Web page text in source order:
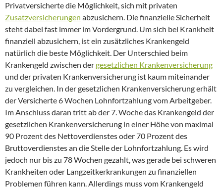
Privatversicherte die Möglichkeit, sich mit privaten
Zusatzversicherungen abzusichern. Die finanzielle Sicherheit
steht dabei fast immer im Vordergrund. Um sich bei Krankheit
finanziell abzusichern, ist ein zusätzliches Krankengeld
natürlich die beste Möglichkeit. Der Unterschied beim
Krankengeld zwischen dergesetzlichen Krankenversicherung
und der privaten Krankenversicherung ist kaum miteinander
zu vergleichen. In der gesetzlichen Krankenversicherung erhält
der Versicherte 6 Wochen Lohnfortzahlung vom Arbeitgeber.
Im Anschluss daran tritt ab der 7. Woche das Krankengeld der
gesetzlichen Krankenversicherung in einer Höhe von maximal
90 Prozent des Nettoverdienstes oder 70 Prozent des
Bruttoverdienstes an die Stelle der Lohnfortzahlung. Es wird
jedoch nur bis zu 78 Wochen gezahlt, was gerade bei schweren
Krankheiten oder Langzeitkerkrankungen zu finanziellen
Problemen führen kann. Allerdings muss vom Krankengeld